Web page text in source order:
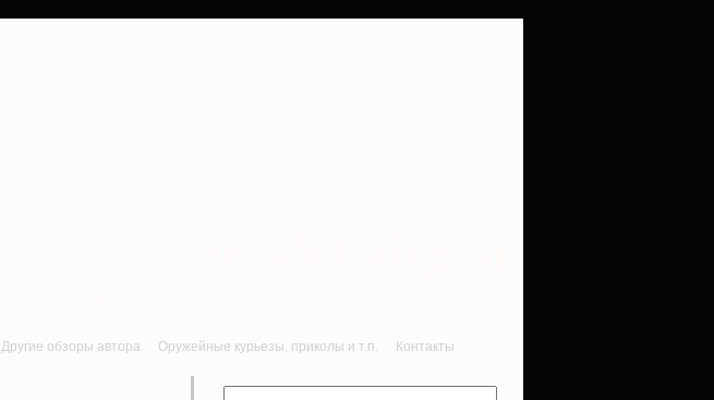
Другие обзоры автора Оружейные курьезы, приколы и т.п. Контакты